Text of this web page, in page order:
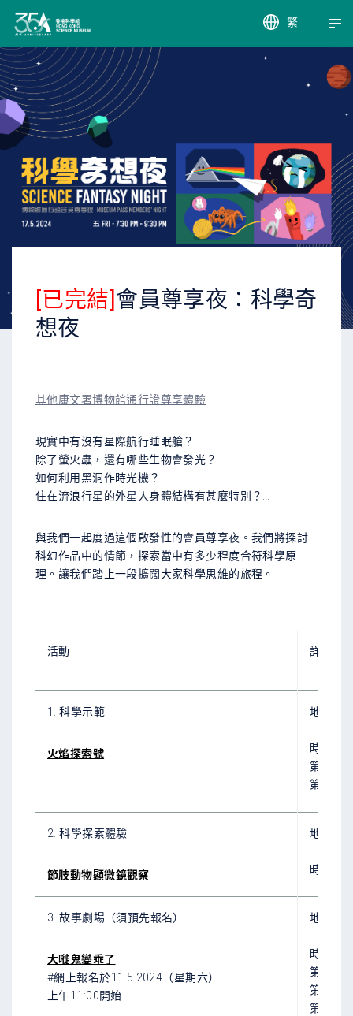
繁 簡
[已完結] 會員尊享夜：科學奇
想夜
其他康文署博物館通行證尊享體驗
現實中有沒有星際航行睡眠艙？
除了螢火蟲，還有哪些生物會發光？
如何利用黑洞作時光機？
住在流浪行星的外星人身體結構有甚麼特別？…
與我們一起度過這個啟發性的會員尊享夜。我們將探討
科幻作品中的情節，探索當中有多少程度合符科學原
理。讓我們踏上一段擴闊大家科學思維的旅程。
活動 詳情
1. 科學示範
火焰探索號
地點：
時間：
第一場
第二場
2. 科學探索體驗
節肢動物顯微鏡觀察
地點：
時間：
3. 故事劇場（須預先報名）
大嘥鬼變乖了
#網上報名於11 .5.2024（星期六）
上午11:00開始
地點：
時間：
第一場
第二場
第三場